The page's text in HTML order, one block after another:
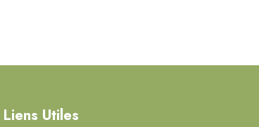
Liens Utiles